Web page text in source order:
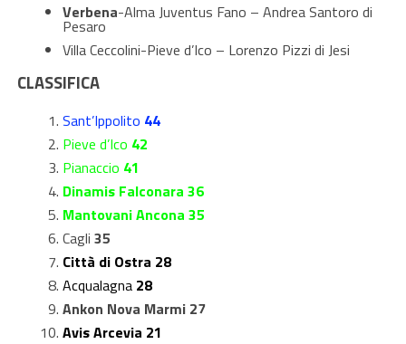
Verbena-Alma Juventus Fano – Andrea Santoro di
Pesaro
Villa Ceccolini-Pieve d’Ico – Lorenzo Pizzi di Jesi
CLASSIFICA
Sant’Ippolito 44
Pieve d’Ico 42
Pianaccio 41
Dinamis Falconara 36
Mantovani Ancona 35
Cagli 35
Città di Ostra 28
Acqualagna 28
Ankon Nova Marmi 27
Avis Arcevia 21